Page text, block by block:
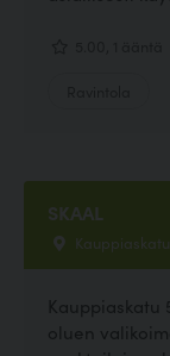
SKAAL
Kauppiaskatu
oluen